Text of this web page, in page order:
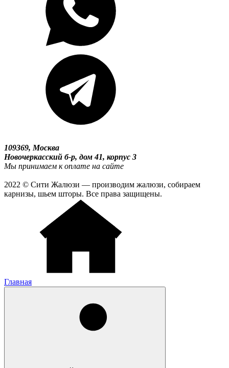
109369, Москва
Новочеркасский б-р, дом 41, корпус 3
Мы принимаем к оплате на сайте
2022 © Сити Жалюзи — производим жалюзи, собираем
карнизы, шьем шторы. Все права защищены.
Главная